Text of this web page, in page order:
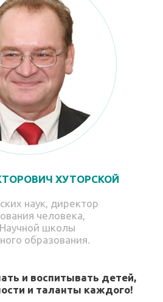
ХУТОРСКОЙ
наук, директор
человека,
школы
образования.
и воспитывать детей,
и таланты каждого!